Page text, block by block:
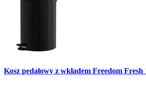
Kosz pedałowy z wkładem Freedom